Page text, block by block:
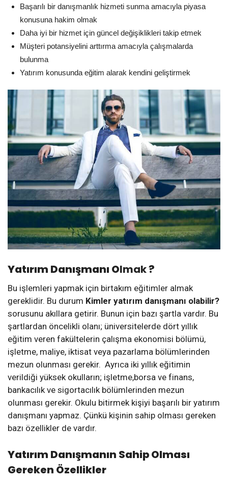
Başarılı bir danışmanlık hizmeti sunma amacıyla piyasa
konusuna hakim olmak
Daha iyi bir hizmet için güncel değişiklikleri takip etmek
Müşteri potansiyelini arttırma amacıyla çalışmalarda
bulunma
Yatırım konusunda eğitim alarak kendini geliştirmek
Yatırım Danışmanı Olmak?
Bu işlemleri yapmak için birtakım eğitimler almak
gereklidir. Bu durum Kimler yatırım danışmanı olabilir?
sorusunu akıllara getirir. Bunun için bazı şartla vardır. Bu
şartlardan öncelikli olanı; üniversitelerde dört yıllık
eğitim veren fakültelerin çalışma ekonomisi bölümü,
işletme, maliye, iktisat veya pazarlama bölümlerinden
mezun olunması gerekir. Ayrıca iki yıllık eğitimin
verildiği yüksek okulların; işletme,borsa ve finans,
bankacılık ve sigortacılık bölümlerinden mezun
olunması gerekir. Okulu bitirmek kişiyi başarılı bir yatırım
danışmanı yapmaz. Çünkü kişinin sahip olması gereken
bazı özellikler de vardır.
Yatırım Danışmanın Sahip Olması
Gereken Özellikler